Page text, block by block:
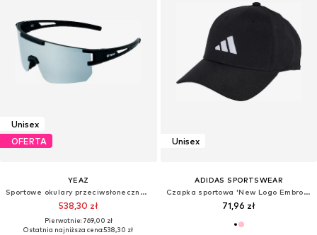
Unisex
OFERTA
YEAZ
Sportowe okulary przeciwsłoneczne 'Sunspark'
538,30 zł
Pierwotnie: 769,00 zł
Ostatnia najniższa cena:538,30 zł
Unisex
ADIDAS SPORTSWEAR
Czapka sportowa 'New Logo Embroidered Baseball'
71,96 zł